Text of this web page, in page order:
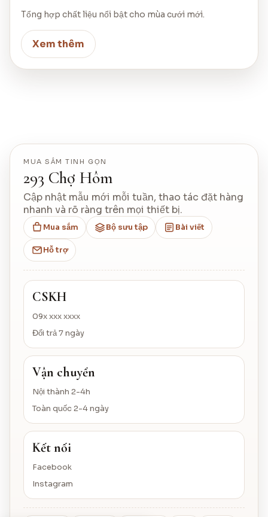
Tổng hợp chất liệu nổi bật cho mùa cưới mới.
Xem thêm
MUA SẮM TINH GỌN
293 Chợ Hôm
Cập nhật mẫu mới mỗi tuần, thao tác đặt hàng
nhanh và rõ ràng trên mọi thiết bị.
Mua sắm Bộ sưu tập Bài viết
Hỗ trợ
CSKH
09x xxx xxxx
Đổi trả 7 ngày
Vận chuyển
Nội thành 2-4h
Toàn quốc 2-4 ngày
Kết nối
Facebook
Instagram